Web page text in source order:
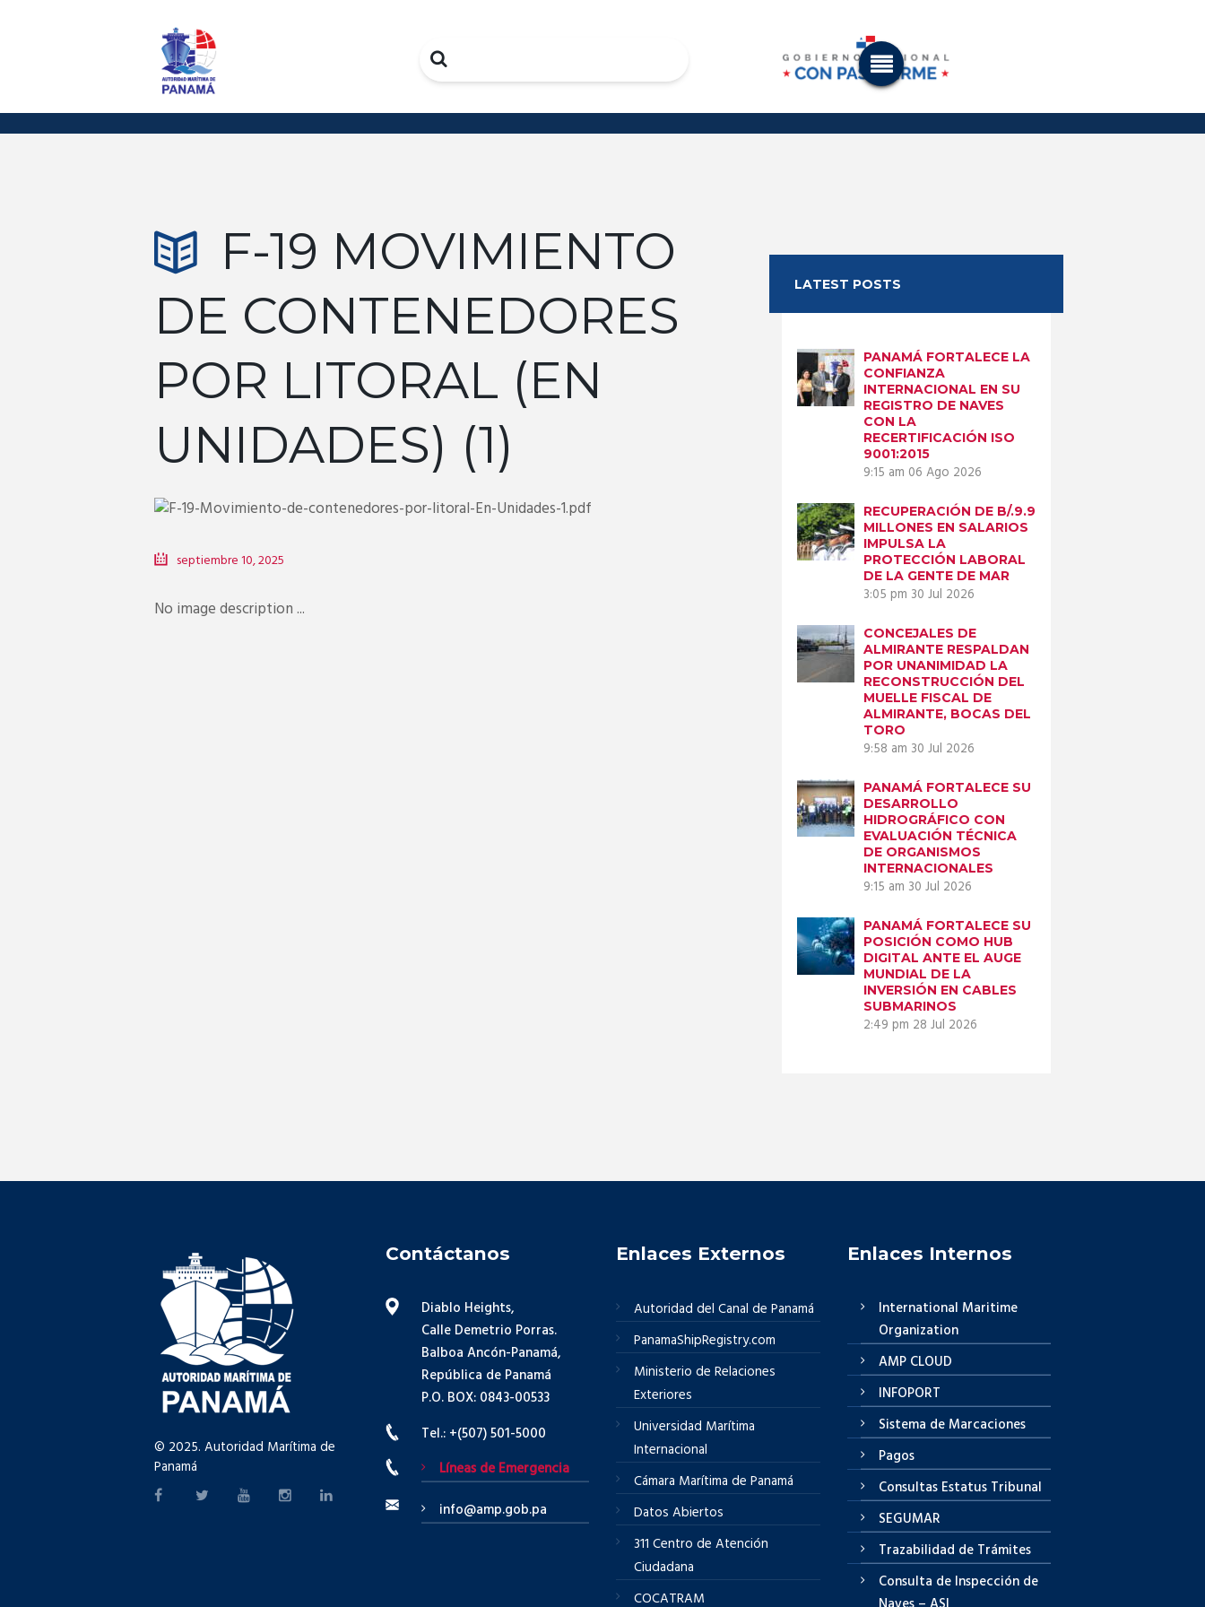
Search
F-19 MOVIMIENTO
DE CONTENEDORES
POR LITORAL (EN
UNIDADES) (1)
septiembre 10, 2025
No image description ...
LATEST POSTS
PANAMÁ FORTALECE LA
CONFIANZA
INTERNACIONAL EN SU
REGISTRO DE NAVES
CON LA
RECERTIFICACIÓN ISO
9001:2015
9:15 am 06 Ago 2026
RECUPERACIÓN DE B/.9.9
MILLONES EN SALARIOS
IMPULSA LA
PROTECCIÓN LABORAL
DE LA GENTE DE MAR
3:05 pm 30 Jul 2026
CONCEJALES DE
ALMIRANTE RESPALDAN
POR UNANIMIDAD LA
RECONSTRUCCIÓN DEL
MUELLE FISCAL DE
ALMIRANTE, BOCAS DEL
TORO
9:58 am 30 Jul 2026
PANAMÁ FORTALECE SU
DESARROLLO
HIDROGRÁFICO CON
EVALUACIÓN TÉCNICA
DE ORGANISMOS
INTERNACIONALES
9:15 am 30 Jul 2026
PANAMÁ FORTALECE SU
POSICIÓN COMO HUB
DIGITAL ANTE EL AUGE
MUNDIAL DE LA
INVERSIÓN EN CABLES
SUBMARINOS
2:49 pm 28 Jul 2026
© 2025. Autoridad Marítima de
Panamá
Contáctanos
Diablo Heights,
Calle Demetrio Porras.
Balboa Ancón-Panamá,
República de Panamá
P.O. BOX: 0843-00533
Tel.: +(507) 501-5000
Líneas de Emergencia
info@amp.gob.pa
Enlaces Externos
Autoridad del Canal de Panamá
PanamaShipRegistry.com
Ministerio de Relaciones
Exteriores
Universidad Marítima
Internacional
Cámara Marítima de Panamá
Datos Abiertos
311 Centro de Atención
Ciudadana
COCATRAM
Enlaces Internos
International Maritime
Organization
AMP CLOUD
INFOPORT
Sistema de Marcaciones
Pagos
Consultas Estatus Tribunal
SEGUMAR
Trazabilidad de Trámites
Consulta de Inspección de